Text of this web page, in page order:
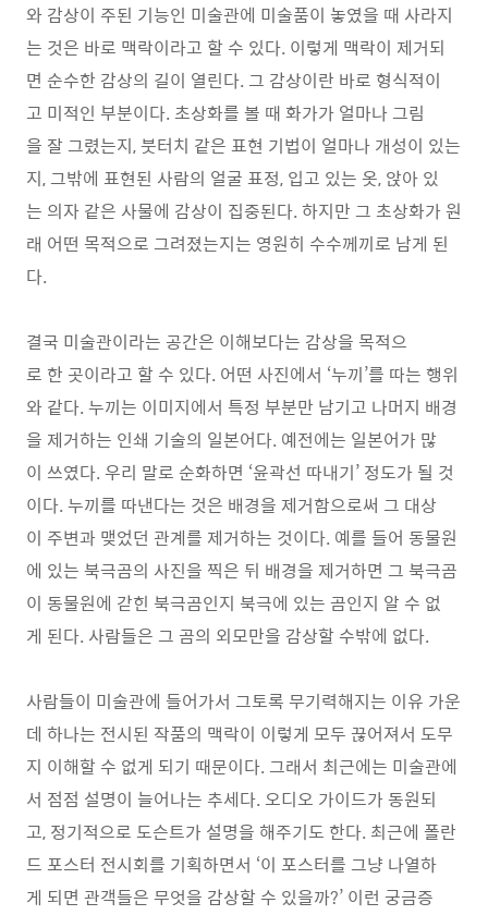
와 감상이 주된 기능인 미술관에 미술품이 놓였을 때 사라지
는 것은 바로 맥락이라고 할 수 있다. 이렇게 맥락이 제거되
면 순수한 감상의 길이 열린다. 그 감상이란 바로 형식적이
고 미적인 부분이다. 초상화를 볼 때 화가가 얼마나 그림
을 잘 그렸는지, 붓터치 같은 표현 기법이 얼마나 개성이 있는
지, 그밖에 표현된 사람의 얼굴 표정, 입고 있는 옷, 앉아 있
는 의자 같은 사물에 감상이 집중된다. 하지만 그 초상화가 원
래 어떤 목적으로 그려졌는지는 영원히 수수께끼로 남게 된
다.
결국 미술관이라는 공간은 이해보다는 감상을 목적으
로 한 곳이라고 할 수 있다. 어떤 사진에서 ‘누끼’를 따는 행위
와 같다. 누끼는 이미지에서 특정 부분만 남기고 나머지 배경
을 제거하는 인쇄 기술의 일본어다. 예전에는 일본어가 많
이 쓰였다. 우리 말로 순화하면 ‘윤곽선 따내기’ 정도가 될 것
이다. 누끼를 따낸다는 것은 배경을 제거함으로써 그 대상
이 주변과 맺었던 관계를 제거하는 것이다. 예를 들어 동물원
에 있는 북극곰의 사진을 찍은 뒤 배경을 제거하면 그 북극곰
이 동물원에 갇힌 북극곰인지 북극에 있는 곰인지 알 수 없
게 된다. 사람들은 그 곰의 외모만을 감상할 수밖에 없다.
사람들이 미술관에 들어가서 그토록 무기력해지는 이유 가운
데 하나는 전시된 작품의 맥락이 이렇게 모두 끊어져서 도무
지 이해할 수 없게 되기 때문이다. 그래서 최근에는 미술관에
서 점점 설명이 늘어나는 추세다. 오디오 가이드가 동원되
고, 정기적으로 도슨트가 설명을 해주기도 한다. 최근에 폴란
드 포스터 전시회를 기획하면서 ‘이 포스터를 그냥 나열하
게 되면 관객들은 무엇을 감상할 수 있을까?’ 이런 궁금증